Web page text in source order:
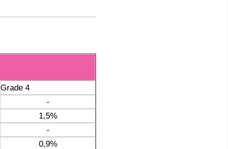
Grade 4
-
1,5%
-
0,9%